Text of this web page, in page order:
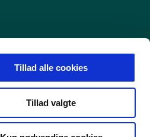
Tillad alle cookies
Tillad valgte
Find os på LinkedIn